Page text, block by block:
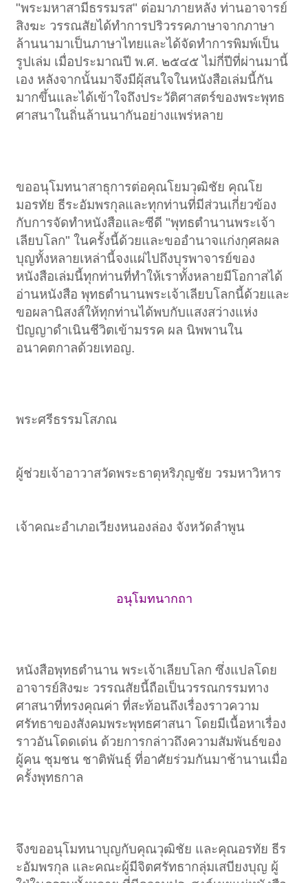
"พระมหาสามีธรรมรส" ต่อมาภายหลัง ท่านอาจารย์
สิงฆะ วรรณสัยได้ทำการปริวรรคภาษาจากภาษา
ล้านนามาเป็นภาษาไทยและได้จัดทำการพิมพ์เป็น
รูปเล่ม เมื่อประมาณปี พ.ศ. ๒๕๔๕ ไม่กี่ปีที่ผ่านมานี้
เอง หลังจากนั้นมาจึงมีผุ้สนใจในหนังสือเล่มนี้กัน
มากขึ้นและได้เข้าใจถึงประวัติศาสตร์ของพระพุทธ
ศาสนาในถิ่นล้านนากันอย่างแพร่หลาย​
ขออนุโมทนาสาธุการต่อคุณโยมวุฒิชัย คุณโย
มอรทัย ธีระอัมพรกุลและทุกท่านที่มีส่วนเกี่ยวข้อง
กับการจัดทำหนังสือและซีดี "พุทธตำนานพระเจ้า
เลียบโลก" ในครั้งนี้ด้วยและขออำนาจแก่งกุศลผล
บุญทั้งหลายเหล่านี้จงแผ่ไปถึงบุรพาจารย์ของ
หนังสือเล่มนี้ทุกท่านที่ทำให้เราทั้งหลายมีโอกาสได้
อ่านหนังสือ พุทธตำนานพระเจ้าเลียบโลกนี้ด้วยและ
ขอผลานิสงส์ให้ทุกท่านได้พบกับแสงสว่างแห่ง
ปัญญาดำเนินชีวิตเข้ามรรค ผล นิพพานใน
อนาคตกาลด้วยเทอญ.​
พระศรีธรรมโสภณ
ผู้ช่วยเจ้าอาวาสวัดพระธาตุหริภุญชัย วรมหาวิหาร
เจ้าคณะอำเภอเวียงหนองล่อง จังหวัดลำพูน​
อนุโมทนากถา
หนังสือพุทธตำนาน พระเจ้าเลียบโลก ซึ่งแปลโดย
อาจารย์สิงฆะ วรรณสัยนี้ถือเป็นวรรณกรรมทาง
ศาสนาที่ทรงคุณค่า ที่สะท้อนถึงเรื่องราวความ
ศรัทธาของสังคมพระพุทธศาสนา โดยมีเนื้อหาเรื่อง
ราวอันโดดเด่น ด้วยการกล่าวถึงความสัมพันธ์ของ
ผู้คน ชุมชน ชาติพันธุ์ ที่อาศัยร่วมกันมาช้านานเมื่อ
ครั้งพุทธกาล​
จึงขออนุโมทนาบุญกับคุณวุฒิชัย และคุณอรทัย ธีร
ะอัมพรกุล และคณะผู้มีจิตศรัทธากลุ่มเสบียงบุญ ผู้